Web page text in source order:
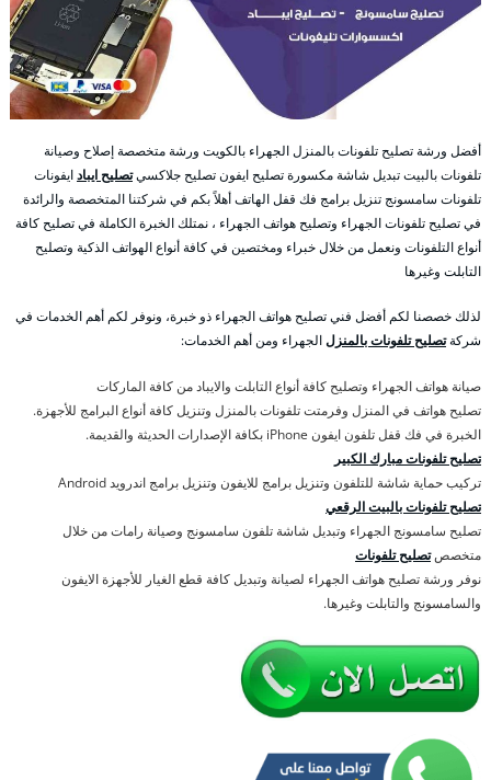
أفضل ورشة تصليح تلفونات بالمنزل الجهراء بالكويت ورشة متخصصة إصلاح وصيانة
تلفونات بالبيت تبديل شاشة مكسورة تصليح ايفون تصليح جلاكسيتصليح ايبادايفونات
تلفونات سامسونج تنزيل برامج فك قفل الهاتف أهلاً بكم في شركتنا المتخصصة والرائدة
في تصليح تلفونات الجهراء وتصليح هواتف الجهراء ، نمتلك الخبرة الكاملة في تصليح كافة
أنواع التلفونات ونعمل من خلال خبراء ومختصين في كافة أنواع الهواتف الذكية وتصليح
التابلت وغيرها
لذلك خصصنا لكم أفضل فني تصليح هواتف الجهراء ذو خبرة، ونوفر لكم أهم الخدمات في
شركةتصليح تلفونات بالمنزلالجهراء ومن أهم الخدمات:
صيانة هواتف الجهراء وتصليح كافة أنواع التابلت والايباد من كافة الماركات
تصليح هواتف في المنزل وفرمتت تلفونات بالمنزل وتنزيل كافة أنواع البرامج للأجهزة.
الخبرة في فك قفل تلفون ايفون iPhone بكافة الإصدارات الحديثة والقديمة.
تصليح تلفونات مبارك الكبير
تركيب حماية شاشة للتلفون وتنزيل برامج للايفون وتنزيل برامج اندرويد Android
تصليح تلفونات بالبيت الرقعي
تصليح سامسونج الجهراء وتبديل شاشة تلفون سامسونج وصيانة رامات من خلال
متخصصتصليح تلفونات
نوفر ورشة تصليح هواتف الجهراء لصيانة وتبديل كافة قطع الغيار للأجهزة الايفون
والسامسونج والتابلت وغيرها.